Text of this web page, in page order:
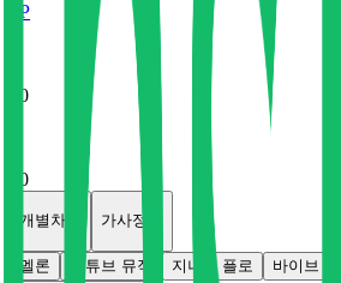
P
0
0
개별차트 가사정보
멜론 유튜브 뮤직 지니 플로 바이브